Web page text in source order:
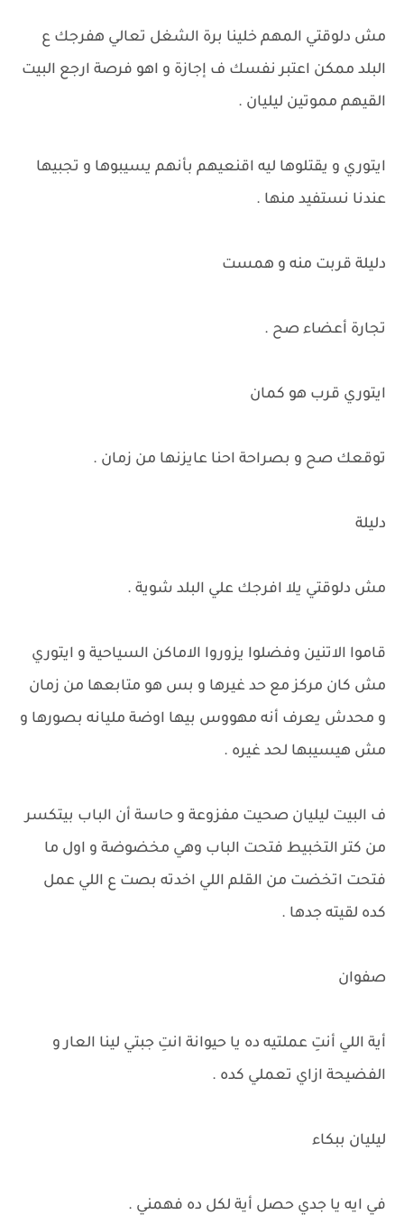
مش دلوقتي المهم خلينا برة الشغل تعالي هفرجك ع
البلد ممكن اعتبر نفسك ف إجازة و اهو فرصة ارجع البيت
القيهم مموتين ليليان .
ايتوري و يقتلوها ليه اقنعيهم بأنهم يسيبوها و تجبيها
عندنا نستفيد منها .
دليلة قربت منه و همست
تجارة أعضاء صح .
ايتوري قرب هو كمان
توقعك صح و بصراحة احنا عايزنها من زمان .
دليلة
مش دلوقتي يلا افرجك علي البلد شوية .
قاموا الاتنين وفضلوا يزوروا الاماكن السياحية و ايتوري
مش كان مركز مع حد غيرها و بس هو متابعها من زمان
و محدش يعرف أنه مهووس بيها اوضة مليانه بصورها و
مش هيسيبها لحد غيره .
ف البيت ليليان صحيت مفزوعة و حاسة أن الباب بيتكسر
من كتر التخبيط فتحت الباب وهي مخضوضة و اول ما
فتحت اتخضت من القلم اللي اخدته بصت ع اللي عمل
كده لقيته جدها .
صفوان
أية اللي أنتِ عملتيه ده يا حيوانة انتِ جبتي لينا العار و
الفضيحة ازاي تعملي كده .
ليليان ببكاء
في ايه يا جدي حصل أية لكل ده فهمني .